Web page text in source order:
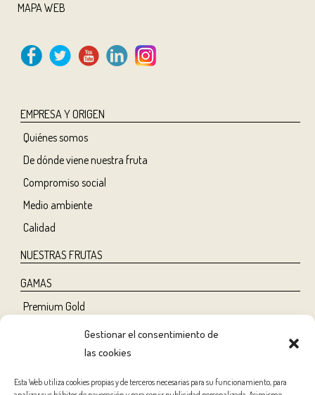
Gestionar el consentimiento de
las cookies
Esta Web utiliza cookies propias y de terceros necesarias para su funcionamiento, para
MAPA WEB
EMPRESA Y ORIGEN
Quiénes somos
De dónde viene nuestra fruta
Compromiso social
Medio ambiente
Calidad
NUESTRAS FRUTAS
GAMAS
Premium Gold